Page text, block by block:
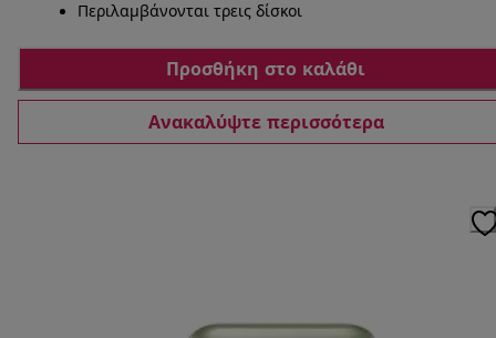
Περιλαμβάνονται τρεις δίσκοι
Προσθήκη στο καλάθι
Ανακαλύψτε περισσότερα